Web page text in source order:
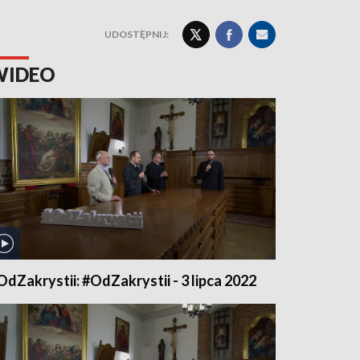
UDOSTĘPNIJ:
#OdZakrystii - 3 lipca 2022